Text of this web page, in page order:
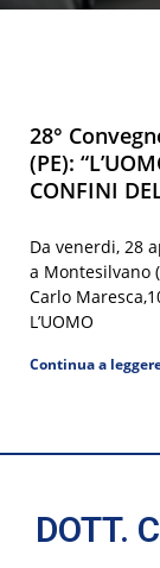
28°
(PE):
CONFINI
Da venerdi, 28
a Montesilvano
Carlo
L’UOMO
Continua a
DOTT.